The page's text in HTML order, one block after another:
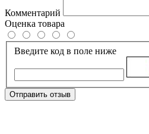
Комментарий
Оценка товара
Введите код в поле ниже
Отправить отзыв